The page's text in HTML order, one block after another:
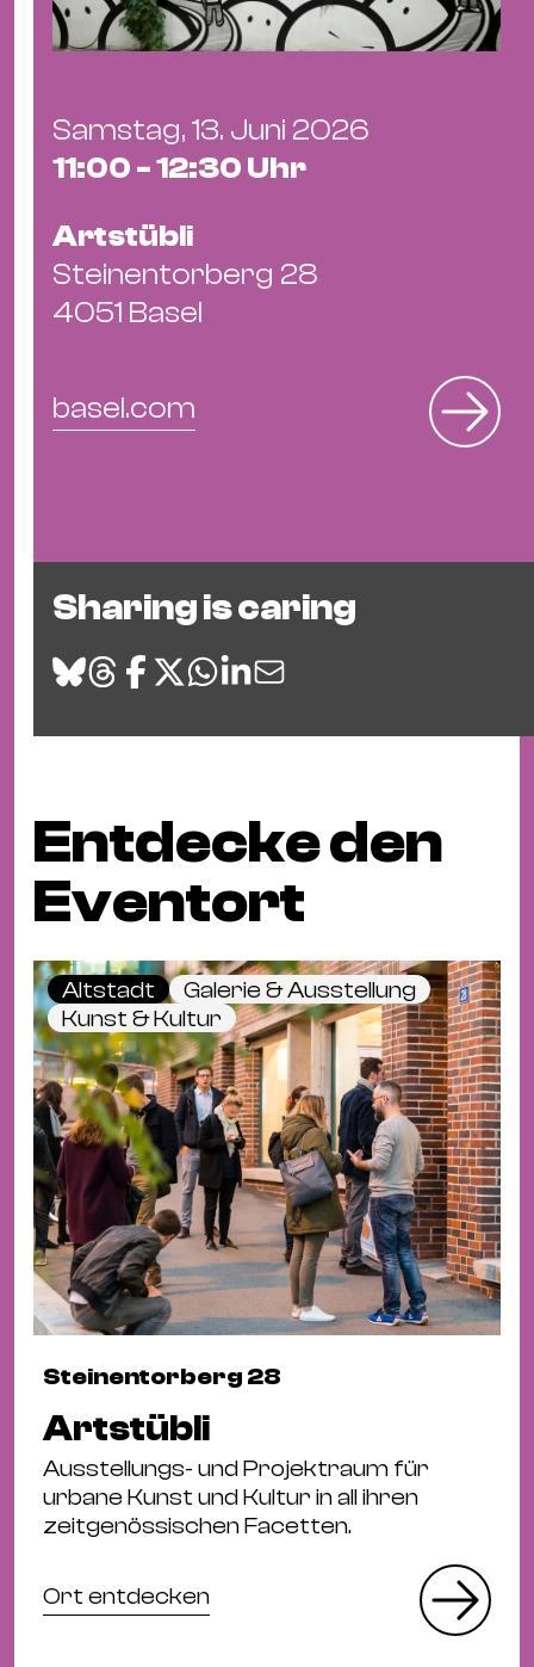
Samstag, 13. Juni 2026
11:00 - 12:30 Uhr
Artstübli
Steinentorberg 28
4051 Basel
basel.com
Sharing is caring
Entdecke den
Eventort
Altstadt
Galerie & Ausstellung
Kunst & Kultur
Steinentorberg 28
Artstübli
Ausstellungs- und Projektraum für
urbane Kunst und Kultur in all ihren
zeitgenössischen Facetten.
Ort entdecken